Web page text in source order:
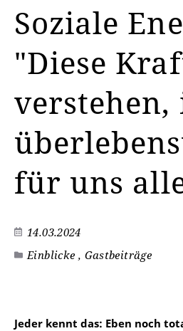
Soziale
"Diese
verstehen,
für uns
14.03.2024
Einblicke , Gastbeiträge
Jeder kennt das: Eben noch